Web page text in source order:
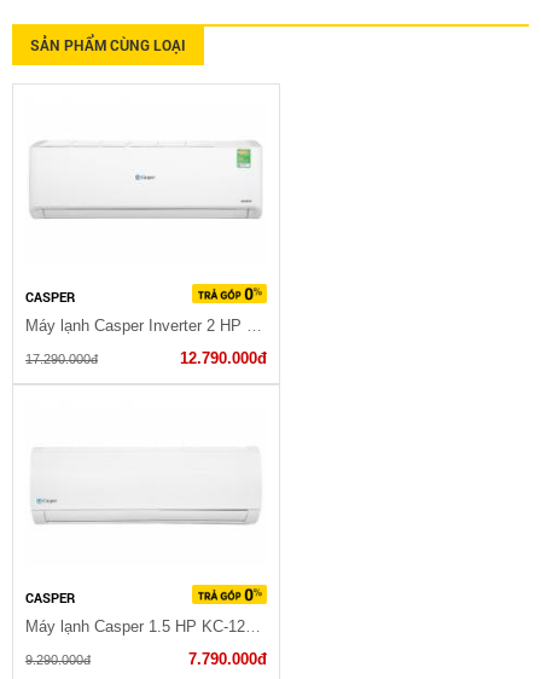
SẢN PHẨM CÙNG LOẠI
CASPER
Máy lạnh Casper Inverter 2 HP 18IS32 2023
17.290.000đ 12.790.000đ
CASPER
Máy lạnh Casper 1.5 HP KC-12FC32
9.290.000đ 7.790.000đ